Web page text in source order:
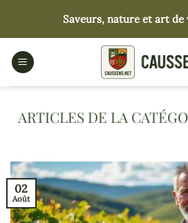
contenu
Saveurs, nature et art de
02
Août